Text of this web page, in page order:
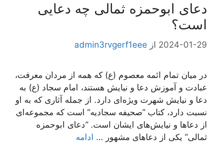
دعای ابوحمزه ثمالی چه دعایی
است؟
2024-01-29 از admin3rvgerf1eee
در میان تمام ائمه معصوم (ع) که همه از مردان معرفت،
عبادت و آموزش دعا و نیایش هستند، امام سجاد (ع) به
دعا و نیایش شهرت ویژه‌ای دارد. از جمله آثاری که به او
نسبت دارد، کتاب “صحیفه سجادیه” است که مجموعه‌ای
از دعاها و نیایش‌های ایشان است. “دعای ابوحمزه
ثمالی” یکی از دعاهای مشهور … ادامه